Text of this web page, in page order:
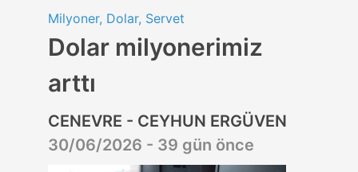
Milyoner, Dolar, Servet
Dolar milyonerimiz
arttı
CENEVRE - CEYHUN ERGÜVEN
30/06/2026 - 39 gün önce